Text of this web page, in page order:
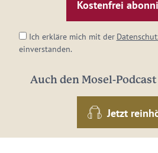
Adresse:
Ich erkläre mich mit der
einverstanden.
Auch den Mosel-
Jetzt